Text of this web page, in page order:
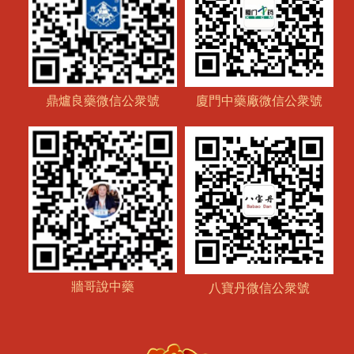
鼎爐良藥微信公衆號 廈門中藥廠微信公衆號
牆哥說中藥 八寶丹微信公衆號